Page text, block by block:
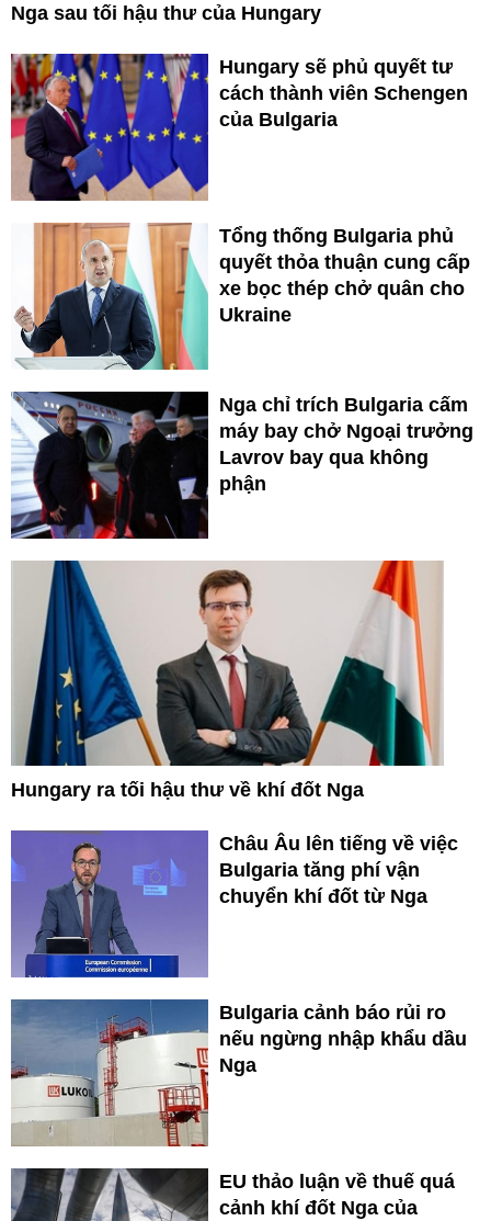
Nga sau tối hậu thư của Hungary
Hungary sẽ phủ quyết tư
cách thành viên Schengen
của Bulgaria
Tổng thống Bulgaria phủ
quyết thỏa thuận cung cấp
xe bọc thép chở quân cho
Ukraine
Nga chỉ trích Bulgaria cấm
máy bay chở Ngoại trưởng
Lavrov bay qua không
phận
Hungary ra tối hậu thư về khí đốt Nga
Châu Âu lên tiếng về việc
Bulgaria tăng phí vận
chuyển khí đốt từ Nga
Bulgaria cảnh báo rủi ro
nếu ngừng nhập khẩu dầu
Nga
EU thảo luận về thuế quá
cảnh khí đốt Nga của